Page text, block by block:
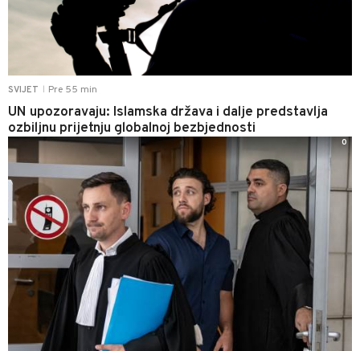
SVIJET Pre 55 min
UN upozoravaju: Islamska država i dalje predstavlja
ozbiljnu prijetnju globalnoj bezbjednosti
0